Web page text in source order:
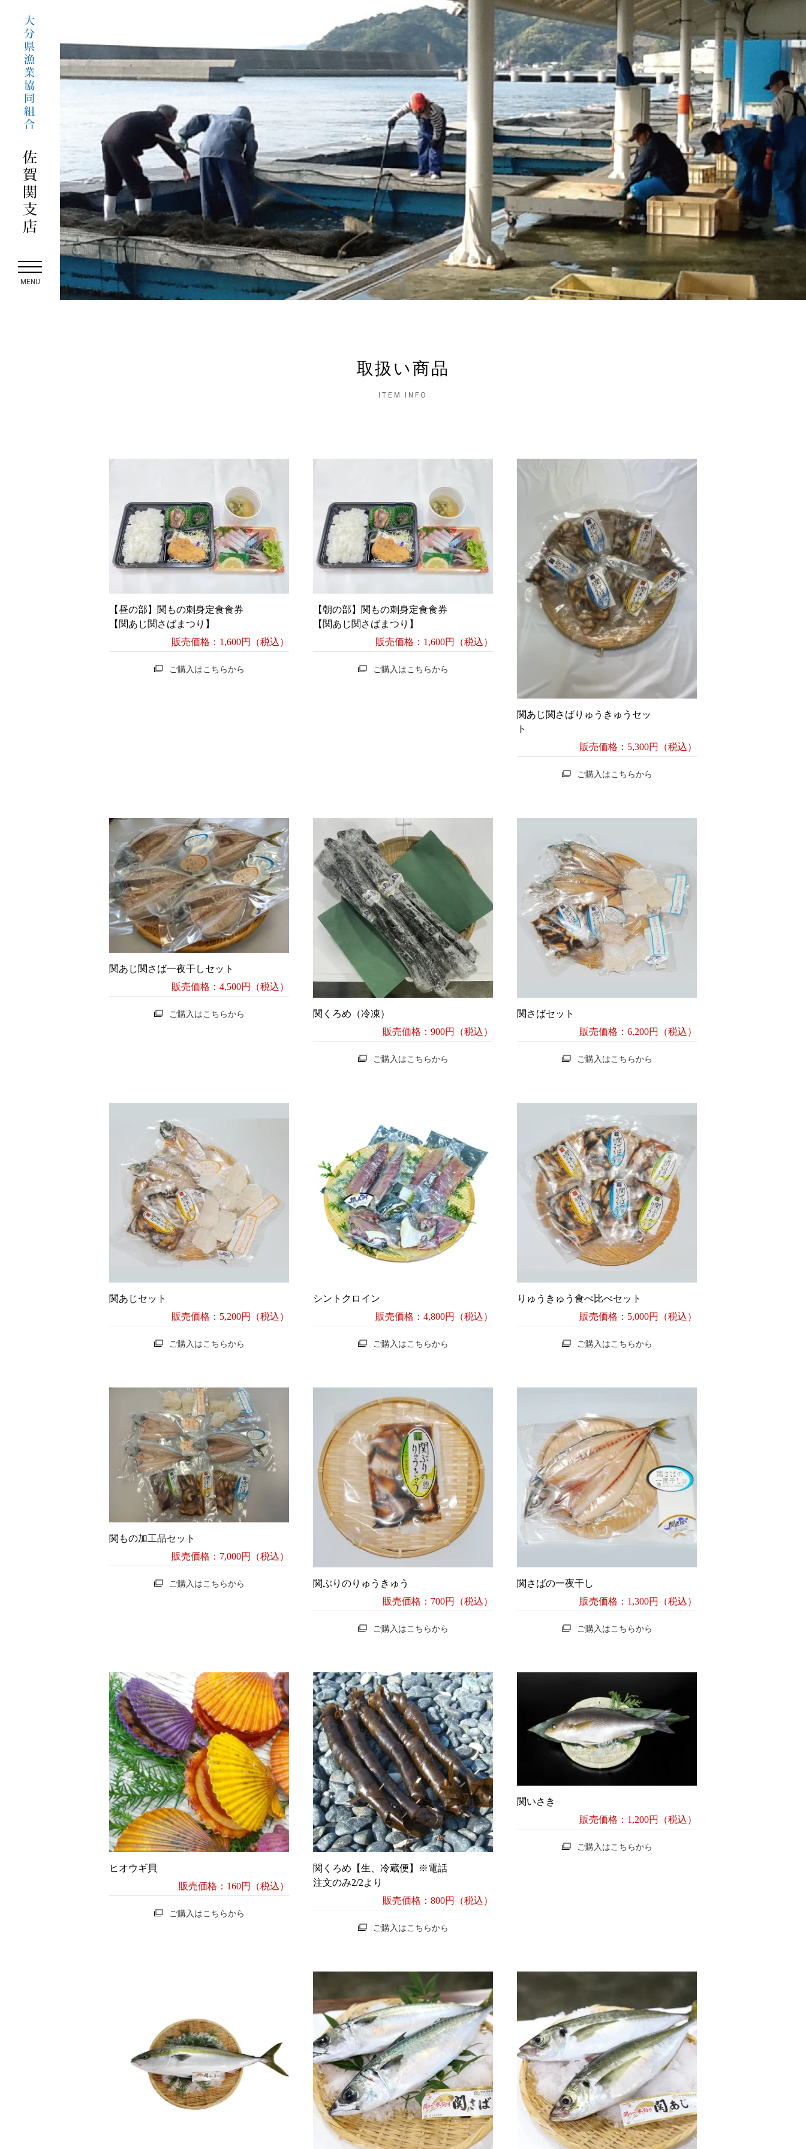
取扱い商品
ITEM INFO
【昼の部】関もの刺身定食食券
【関あじ関さばまつり】
販売価格：1,600円（税込）
ご購入はこちらから
【朝の部】関もの刺身定食食券
【関あじ関さばまつり】
販売価格：1,600円（税込）
ご購入はこちらから
関あじ関さばりゅうきゅうセッ
ト
販売価格：5,300円（税込）
ご購入はこちらから
関あじ関さば一夜干しセット
販売価格：4,500円（税込）
ご購入はこちらから
関くろめ（冷凍）
販売価格：900円（税込）
ご購入はこちらから
関さばセット
販売価格：6,200円（税込）
ご購入はこちらから
関あじセット
販売価格：5,200円（税込）
ご購入はこちらから
シントクロイン
販売価格：4,800円（税込）
ご購入はこちらから
りゅうきゅう食べ比べセット
販売価格：5,000円（税込）
ご購入はこちらから
関もの加工品セット
販売価格：7,000円（税込）
ご購入はこちらから
関ぶりのりゅうきゅう
販売価格：700円（税込）
ご購入はこちらから
関さばの一夜干し
販売価格：1,300円（税込）
ご購入はこちらから
ヒオウギ貝
販売価格：160円（税込）
ご購入はこちらから
関くろめ【生、冷蔵便】※電話
注文のみ2/2より
販売価格：800円（税込）
ご購入はこちらから
関いさき
販売価格：1,200円（税込）
ご購入はこちらから